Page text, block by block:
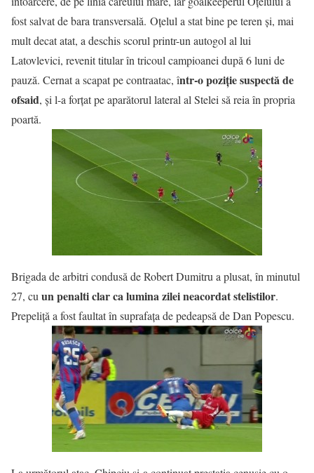
fost salvat de bara transversală. Oțelul a stat bine pe teren și, mai
mult decat atat, a deschis scorul printr-un autogol al lui
Latovlevici, revenit titular în tricoul campioanei după 6 luni de
pauză. Cernat a scapat pe contraatac, într-o poziție suspectă de
ofsaid, și l-a forțat pe aparătorul lateral al Stelei să reia în propria
poartă.
Brigada de arbitri condusă de Robert Dumitru a plusat, în minutul
27, cu un penalti clar ca lumina zilei neacordat stelistilor.
Prepeliță a fost faultat în suprafața de pedeapsă de Dan Popescu.